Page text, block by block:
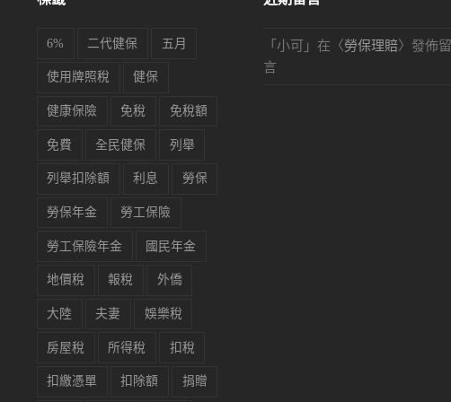
6% 二代健保 五月
使用牌照稅 健保
健康保險 免稅 免稅額
免費 全民健保 列舉
列舉扣除額 利息 勞保
勞保年金 勞工保險
勞工保險年金 國民年金
地價稅 報稅 外僑
大陸 夫妻 娛樂稅
房屋稅 所得稅 扣稅
扣繳憑單 扣除額 捐贈
「 小可 」在〈勞保理賠〉發佈留
言